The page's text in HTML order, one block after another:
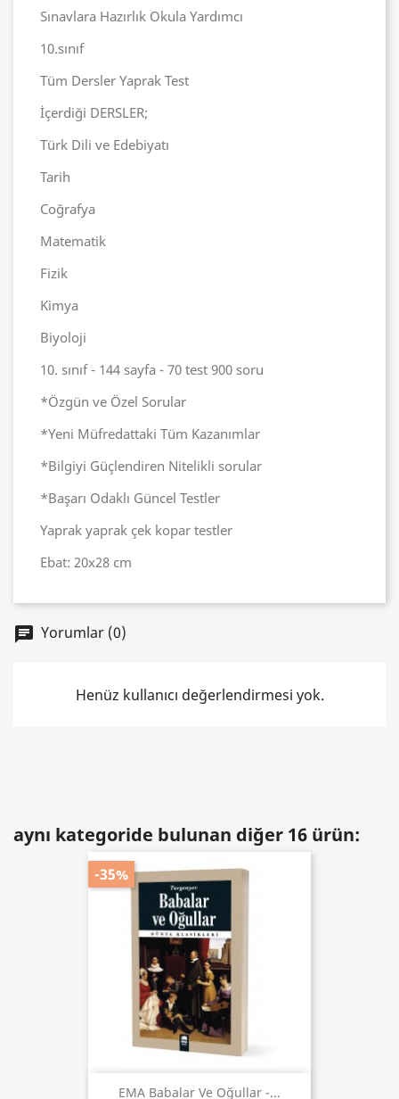
Sınavlara Hazırlık Okula Yardımcı
10.sınıf
Tüm Dersler Yaprak Test
İçerdiği DERSLER;
Türk Dili ve Edebiyatı
Tarih
Coğrafya
Matematik
Fizik
Kimya
Biyoloji
10. sınıf - 144 sayfa - 70 test 900 soru
*Özgün ve Özel Sorular
*Yeni Müfredattaki Tüm Kazanımlar
*Bilgiyi Güçlendiren Nitelikli sorular
*Başarı Odaklı Güncel Testler
Yaprak yaprak çek kopar testler
Ebat: 20x28 cm
chat Yorumlar (0)
Henüz kullanıcı değerlendirmesi yok.
aynı kategoride bulunan diğer 16 ürün:
EMA Babalar Ve Oğullar -...
-35%